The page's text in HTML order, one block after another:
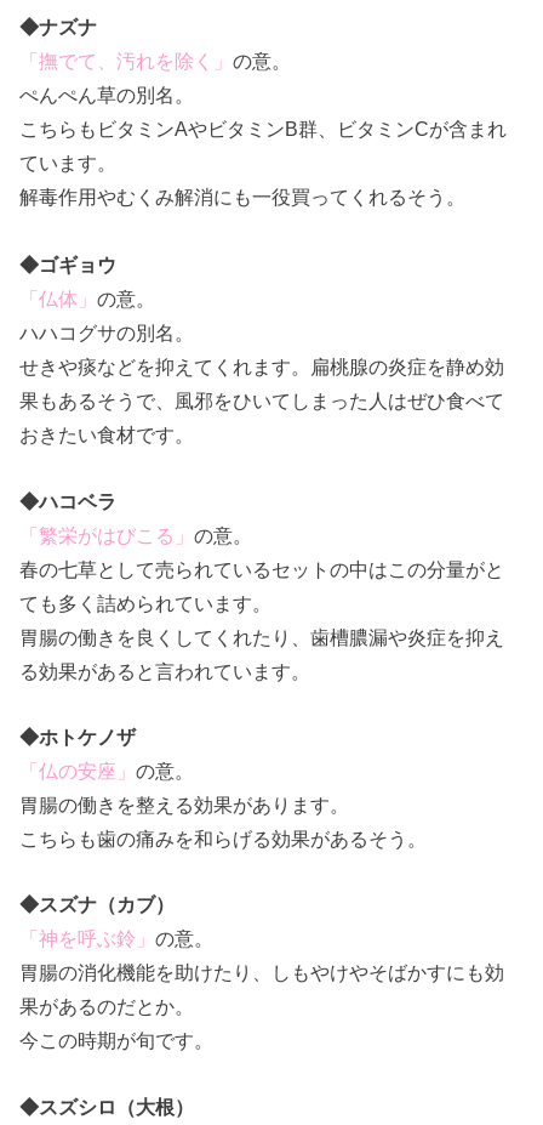
◆ナズナ
「撫でて、汚れを除く」の意。
ぺんぺん草の別名。
こちらもビタミンAやビタミンB群、ビタミンCが含まれ
ています。
解毒作用やむくみ解消にも一役買ってくれるそう。
◆ゴギョウ
「仏体」の意。
ハハコグサの別名。
せきや痰などを抑えてくれます。扁桃腺の炎症を静め効
果もあるそうで、風邪をひいてしまった人はぜひ食べて
おきたい食材です。
◆ハコベラ
「繁栄がはびこる」の意。
春の七草として売られているセットの中はこの分量がと
ても多く詰められています。
胃腸の働きを良くしてくれたり、歯槽膿漏や炎症を抑え
る効果があると言われています。
◆ホトケノザ
「仏の安座」の意。
胃腸の働きを整える効果があります。
こちらも歯の痛みを和らげる効果があるそう。
◆スズナ（カブ）
「神を呼ぶ鈴」の意。
胃腸の消化機能を助けたり、しもやけやそばかすにも効
果があるのだとか。
今この時期が旬です。
◆スズシロ（大根）